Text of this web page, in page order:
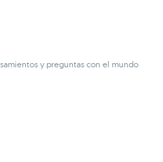
y preguntas con el mundo